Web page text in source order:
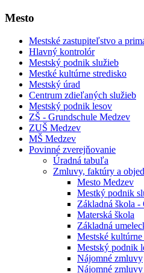
Mesto
Mestské zastupiteľstvo a
Hlavný kontrolór
Mestský podnik služieb
Mestké kultúrne stredisko
Mestský úrad
Centrum zdieľaných služieb
Mestský podnik lesov
ZŠ - Grundschule Medzev
ZUŠ Medzev
MŠ Medzev
Povinné zverejňovanie
Úradná tabuľa
Zmluvy, faktúry a
Mesto Medzev
Mestký podnik
Základná škola -
Materská škola
Základná
Mestské
Mestský podnik
Nájomné zmluvy
Nájomné